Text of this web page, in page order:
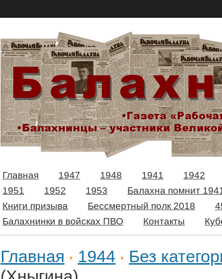
Главная 1947 1948 1941
1942
1951
1952 1953
Балахна помнит
Книги призыва
Бессмертный полк 2018
Балахнинки в войсках ПВО
Контакты
Главная 1944
Без